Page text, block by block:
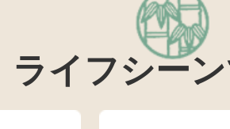
ライフシー